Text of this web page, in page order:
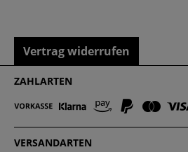
Vertrag widerrufen
ZAHLARTEN
VERSANDARTEN